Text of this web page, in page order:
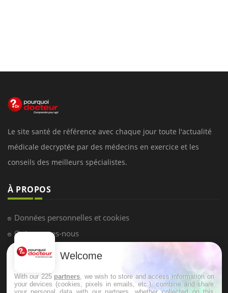
Le site santé de référence avec chaque jour toute l'actualité
médicale decryptée par des médecins en exercice et les
conseils des meilleurs spécialistes.
À PROPOS
Données personnelles et cookies
Qui sommes-nous
Conditions d'utilisation
Mentions Légales
Welcome
With our 225 partners , we wish to store and access information on
your devices (cookies, pixels in emails, etc.), combine and share
your personal data with our partners, whether collected on this